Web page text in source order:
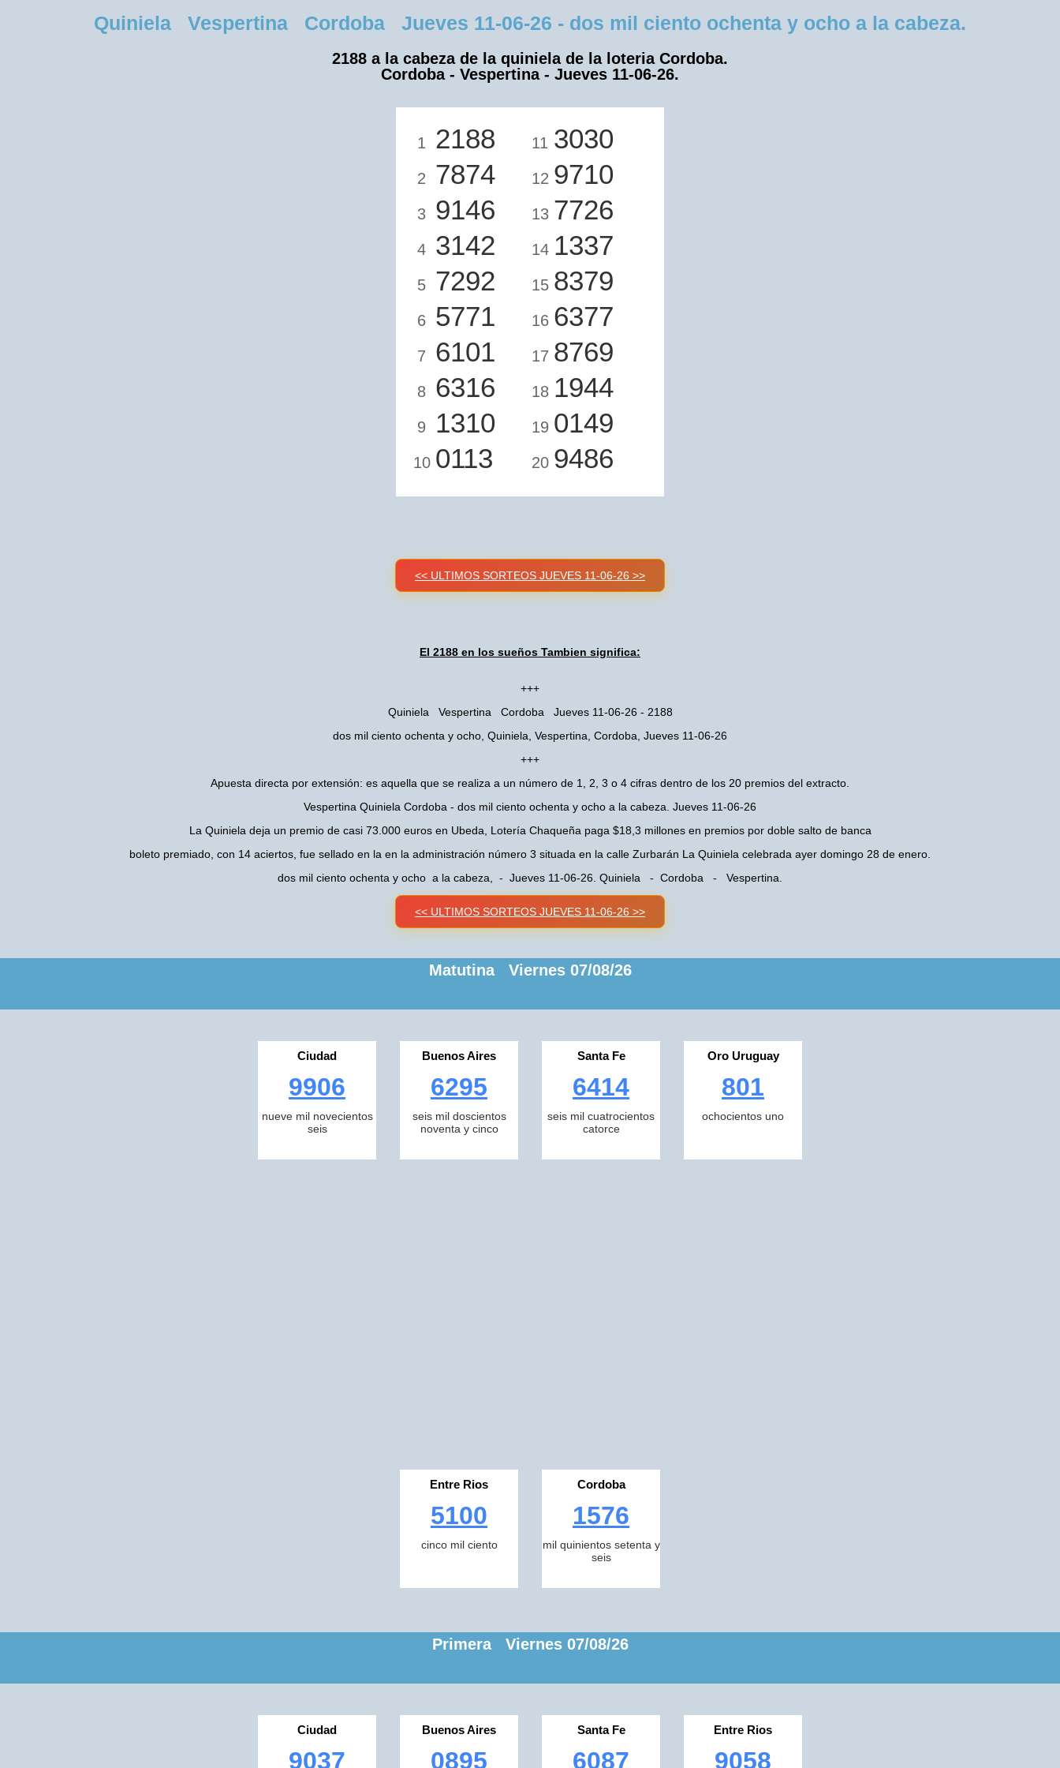
Quiniela Vespertina Cordoba Jueves 11-06-26 - dos mil ciento ochenta y ocho a la cabeza.
2188 a la cabeza de la quiniela de la loteria Cordoba.
Cordoba - Vespertina - Jueves 11-06-26.
1 2188
2 7874
3 9146
4 3142
5 7292
6 5771
7 6101
8 6316
9 1310
10 0113
11 3030
12 9710
13 7726
14 1337
15 8379
16 6377
17 8769
18 1944
19 0149
20 9486
<< ULTIMOS SORTEOS JUEVES 11-06-26 >>
El 2188 en los sueños Tambien significa:
+++
Quiniela Vespertina Cordoba Jueves 11-06-26 - 2188
dos mil ciento ochenta y ocho, Quiniela, Vespertina, Cordoba, Jueves 11-06-26
+++
Apuesta directa por extensión: es aquella que se realiza a un número de 1, 2, 3 o 4 cifras dentro de los 20 premios del extracto.
Vespertina Quiniela Cordoba - dos mil ciento ochenta y ocho a la cabeza. Jueves 11-06-26
La Quiniela deja un premio de casi 73.000 euros en Ubeda, Lotería Chaqueña paga $18,3 millones en premios por doble salto de banca
boleto premiado, con 14 aciertos, fue sellado en la en la administración número 3 situada en la calle Zurbarán La Quiniela celebrada ayer domingo 28 de enero.
dos mil ciento ochenta y ocho a la cabeza, - Jueves 11-06-26. Quiniela - Cordoba - Vespertina.
<< ULTIMOS SORTEOS JUEVES 11-06-26 >>
Matutina Viernes 07/08/26
Ciudad
9906
nueve mil novecientos
seis
Buenos Aires
6295
seis mil doscientos
noventa y cinco
Santa Fe
6414
seis mil cuatrocientos
catorce
Oro Uruguay
801
ochocientos uno
Entre Rios
5100
cinco mil ciento
Cordoba
1576
mil quinientos setenta y
seis
Primera Viernes 07/08/26
Ciudad
9037
Buenos Aires
0895
Santa Fe
6087
Entre Rios
9058